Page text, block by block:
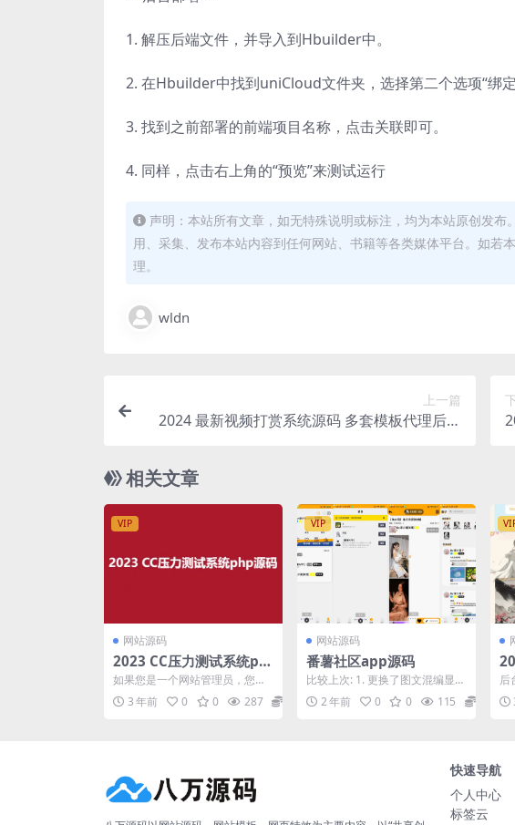
1. 解压后端文件，并导入到Hbuilder中。
2. 在Hbuilder中找到uniCloud文件夹，选择第二个选项“绑定
3. 找到之前部署的前端项目名称，点击关联即可。
4. 同样，点击右上角的“预览”来测试运行
声明：本站所有文章，如无特殊说明或标注，均为本站原创发
用、采集、发布本站内容到任何网站、书籍等各类媒体平台。如若
理。
wldn
上一篇
2024 最新视频打赏系统源码 多套模板代理后台
相关文章
VIP
网站源码
2023 CC压力测试系统ph
p源码
如果您是一个网站管理员，您一
定知道有时候您的网站会因为流
量过高而崩溃。这时候，您...
3 年前 0 0 287
VIP
网站源码
番薯社区app源码
比较上次: 1. 更换了图文混编显
示，使用 setspan+glide 图片加
载...2 年前 0 0 115
后
家
都
快速导航
个人中心
标签云